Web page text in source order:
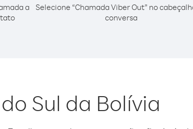
a
Selecione “Chamada Viber Out” no
conversa
Sul da Bolívia